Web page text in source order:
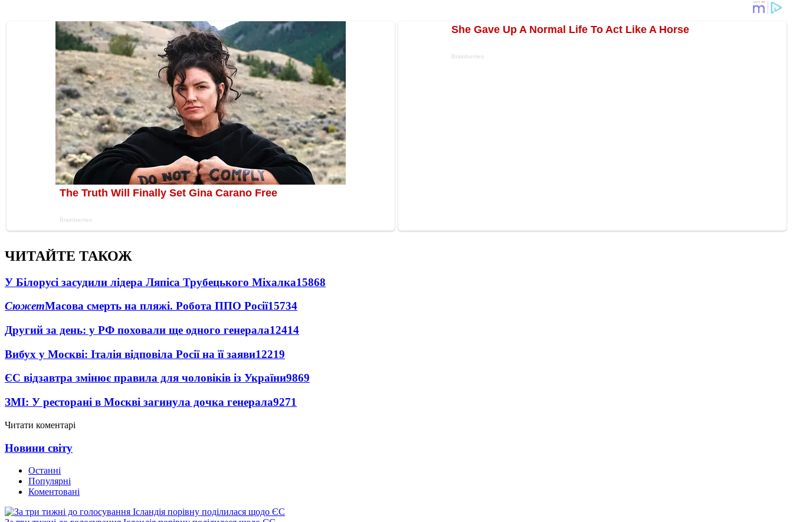
ЧИТАЙТЕ ТАКОЖ
У Білорусі засудили лідера Ляпіса Трубецького Міхалка15868
СюжетМасова смерть на пляжі. Робота ППО Росії15734
Другий за день: у РФ поховали ще одного генерала12414
Вибух у Москві: Італія відповіла Росії на її заяви12219
ЄС відзавтра змінює правила для чоловіків із України9869
ЗМІ: У ресторані в Москві загинула дочка генерала9271
Читати коментарі
Новини світу
Останні
Популярні
Коментовані